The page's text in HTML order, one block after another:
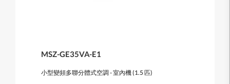
MSZ-GE35VA-E1
小型變頻多聯分體式空調 - 室內機 (1.5 匹)